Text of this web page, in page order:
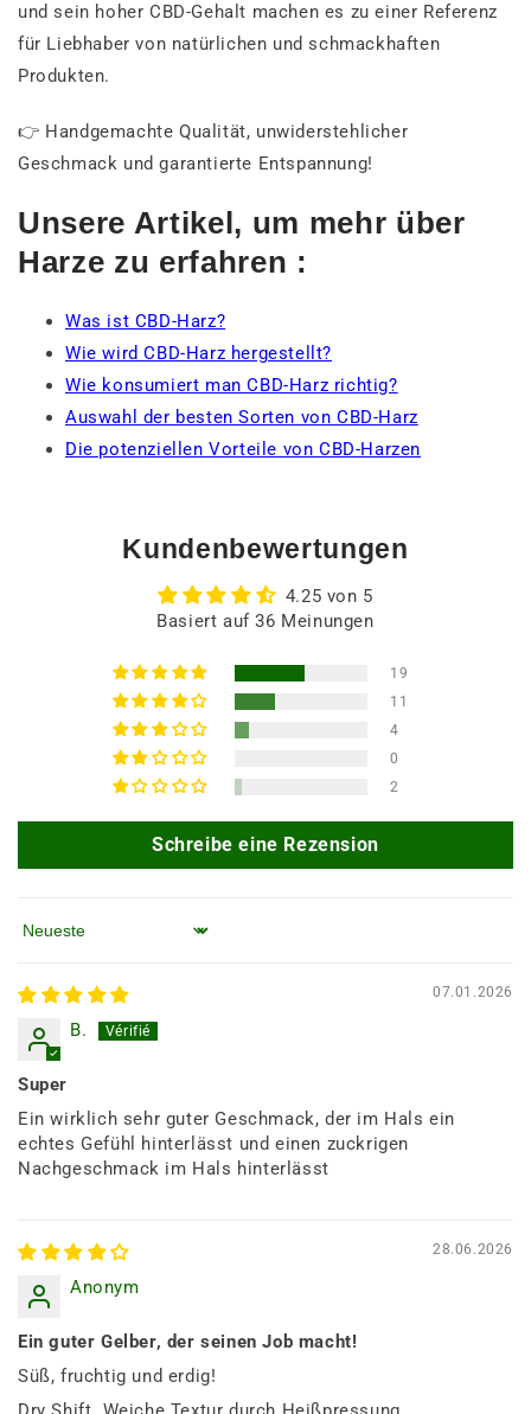
und sein hoher CBD-Gehalt machen es zu einer Referenz
für Liebhaber von natürlichen und schmackhaften
Produkten.
👉 Handgemachte Qualität, unwiderstehlicher
Geschmack und garantierte Entspannung!
Unsere Artikel, um mehr über
Harze zu erfahren :
Was ist CBD-Harz?
Wie wird CBD-Harz hergestellt?
Wie konsumiert man CBD-Harz richtig?
Auswahl der besten Sorten von CBD-Harz
Die potenziellen Vorteile von CBD-Harzen
Kundenbewertungen
4.25 von 5
Basiert auf 36 Meinungen
19
11
4
0
2
Schreibe eine Rezension
Sortieren nach
07.01.2026
B.
Super
Ein wirklich sehr guter Geschmack, der im Hals ein
echtes Gefühl hinterlässt und einen zuckrigen
Nachgeschmack im Hals hinterlässt
28.06.2026
Anonym
Ein guter Gelber, der seinen Job macht!
Süß, fruchtig und erdig!